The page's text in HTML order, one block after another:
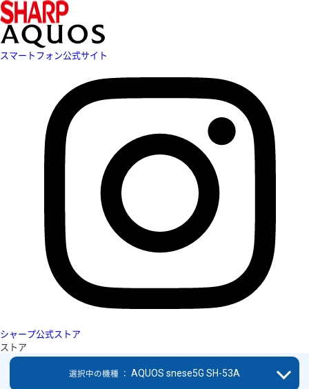
スマートフォン公式サイト
シャープ公式ストア
ストア
選択中の機種 ： AQUOS snese5G SH-53A